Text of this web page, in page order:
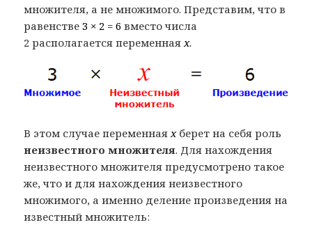
множителя, а не множимого. Представим, что в
равенстве3 × 2 = 6 вместо числа
2 располагается переменнаяx.
В этом случае переменная xберет на себя роль
неизвестного множителя. Для нахождения
неизвестного множителя предусмотрено такое
же, что и для нахождения неизвестного
множимого, а именно деление произведения на
известный множитель: